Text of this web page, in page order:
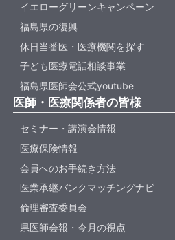
イエローグリーンキャンペーン
福島県の復興
休日当番医・医療機関を探す
子ども医療電話相談事業
福島県医師会公式youtube
医師・医療関係者の皆様
セミナー・講演会情報
医療保険情報
会員へのお手続き方法
医業承継バンクマッチングナビ
倫理審査委員会
県医師会報・今月の視点